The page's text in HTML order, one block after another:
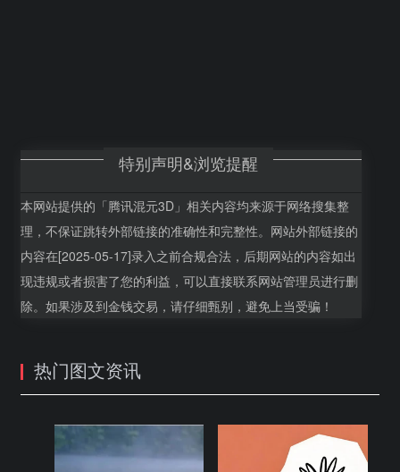
特别声明&浏览提醒
本网站提供的「腾讯混元3D」相关内容均来源于网络搜集整
理，不保证跳转外部链接的准确性和完整性。网站外部链接的
内容在[2025-05-17]录入之前合规合法，后期网站的内容如出
现违规或者损害了您的利益，可以直接联系网站管理员进行删
除。如果涉及到金钱交易，请仔细甄别，避免上当受骗！
热门图文资讯